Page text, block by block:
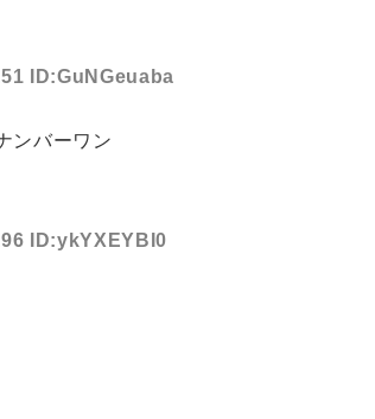
ID:GuNGeuaba
ンバーワン
ID:ykYXEYBI0